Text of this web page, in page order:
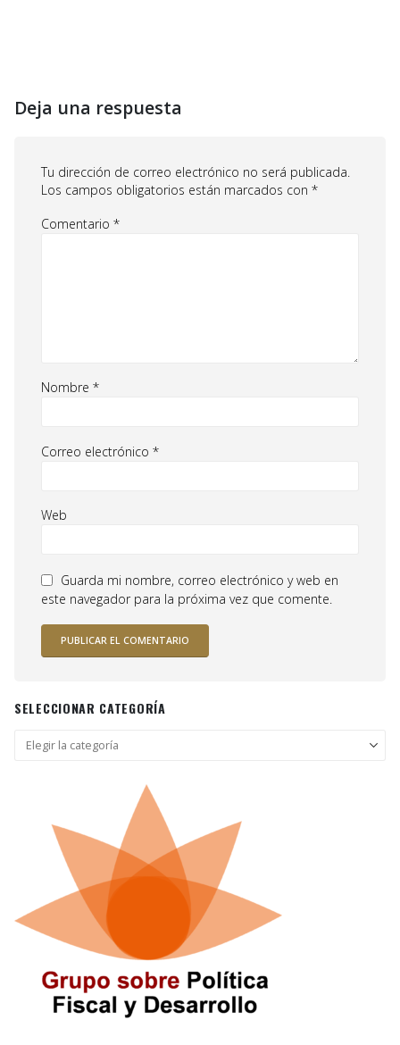
Deja una respuesta
Tu dirección de correo electrónico no será publicada.
Los campos obligatorios están marcados con *
Comentario *
Nombre *
Correo electrónico *
Web
Guarda mi nombre, correo electrónico y web en
este navegador para la próxima vez que comente.
SELECCIONAR CATEGORÍA
Seleccionar
categoría